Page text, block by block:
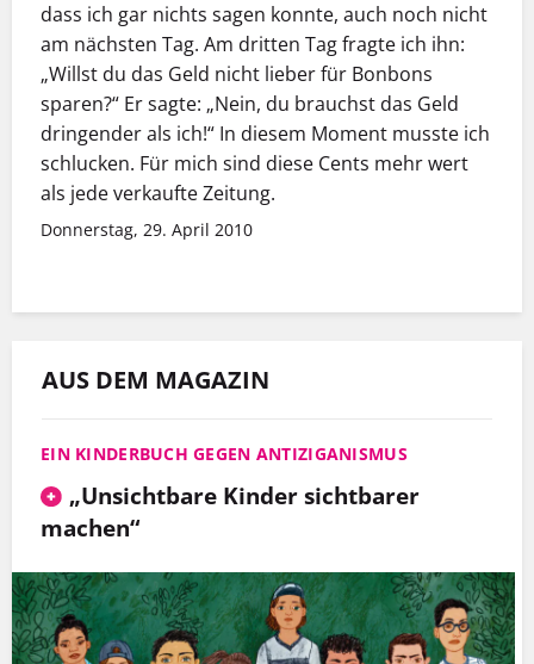
dass ich gar nichts sagen konnte, auch noch nicht
am nächsten Tag. Am dritten Tag fragte ich ihn:
„Willst du das Geld nicht lieber für Bonbons
sparen?“ Er sagte: „Nein, du brauchst das Geld
dringender als ich!“ In diesem Moment musste ich
schlucken. Für mich sind diese Cents mehr wert
als jede verkaufte Zeitung.
Donnerstag, 29. April 2010
AUS DEM MAGAZIN
EIN KINDERBUCH GEGEN ANTIZIGANISMUS
„Unsichtbare Kinder sichtbarer
machen“